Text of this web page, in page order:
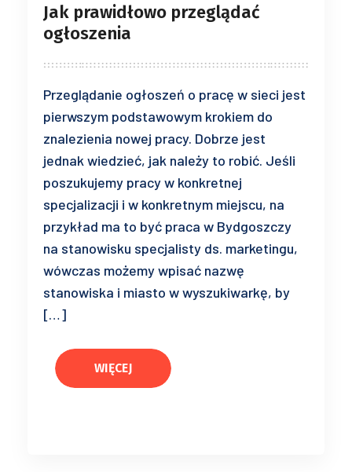
Jak prawidłowo przeglądać
ogłoszenia
Przeglądanie ogłoszeń o pracę w sieci jest
pierwszym podstawowym krokiem do
znalezienia nowej pracy. Dobrze jest
jednak wiedzieć, jak należy to robić. Jeśli
poszukujemy pracy w konkretnej
specjalizacji i w konkretnym miejscu, na
przykład ma to być praca w Bydgoszczy
na stanowisku specjalisty ds. marketingu,
wówczas możemy wpisać nazwę
stanowiska i miasto w wyszukiwarkę, by
[…]
WIĘCEJ